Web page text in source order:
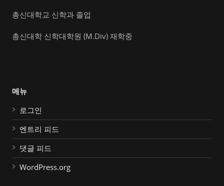
총신대학교 신학과 졸업
총신대학 신학대학원 (M.Div) 재학중
메뉴
로그인
엔트리 피드
댓글 피드
WordPress.org